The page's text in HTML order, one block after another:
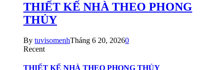
THIẾT KẾ NHÀ THEO PHONG
THỦY
By tuvisomenhTháng 6 20, 20260
Recent
THIẾT KẾ NHÀ THEO PHONG THỦY